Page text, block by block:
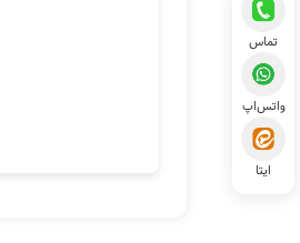
تماس
واتس‌اپ
ایتا